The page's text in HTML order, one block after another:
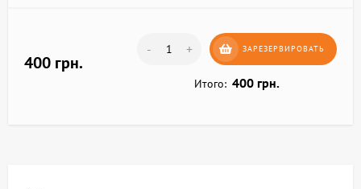
400 грн.
- + ЗАРЕЗЕРВИРОВАТЬ
Итого: 400 грн.